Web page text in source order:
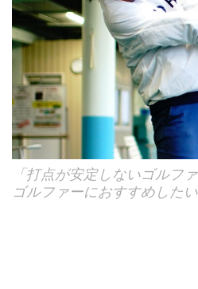
「打点が安定しないゴルフ
ゴルファーにおすすめした